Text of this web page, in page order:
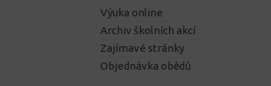
Výuka online
Archiv školních akcí
Zajímavé stránky
Objednávka obědů